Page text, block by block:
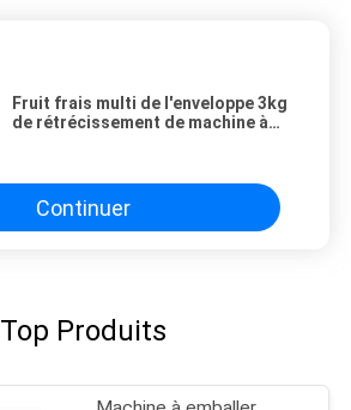
Fruit frais multi de l'enveloppe 3kg
de rétrécissement de machine à
Continuer
Top Produits